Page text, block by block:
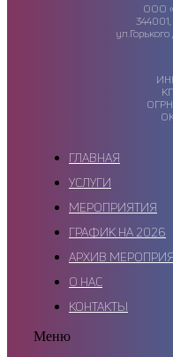
ООО
ГЛАВНАЯ
УСЛУГИ
МЕРОПРИЯТИЯ
ГРАФИК НА 2026
АРХИВ
О НАС
КОНТАКТЫ
Меню